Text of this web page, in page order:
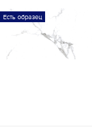
Есть образец